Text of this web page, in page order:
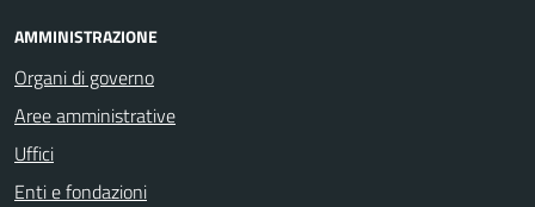
AMMINISTRAZIONE
Organi di governo
Aree amministrative
Uffici
Enti e fondazioni